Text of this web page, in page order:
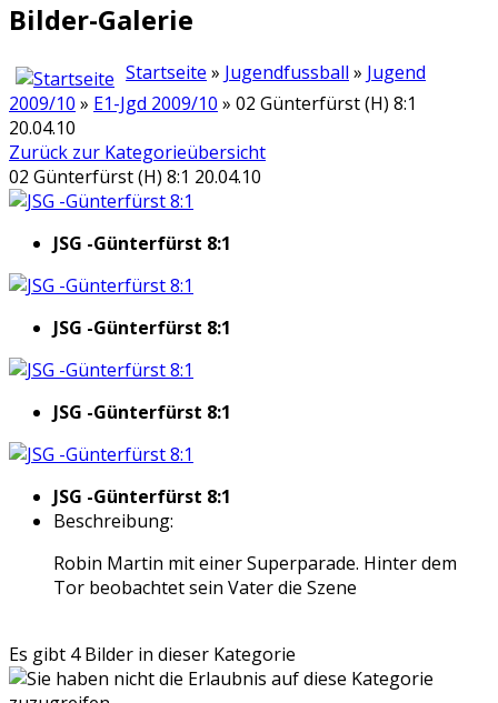
Bilder-Galerie
Startseite » Jugendfussball » Jugend
2009/10 » E1-Jgd 2009/10 » 02 Günterfürst (H) 8:1
20.04.10
Zurück zur Kategorieübersicht
02 Günterfürst (H) 8:1 20.04.10
JSG -Günterfürst 8:1
JSG -Günterfürst 8:1
JSG -Günterfürst 8:1
JSG -Günterfürst 8:1
Beschreibung:
Robin Martin mit einer Superparade. Hinter dem
Tor beobachtet sein Vater die Szene
Es gibt 4 Bilder in dieser Kategorie